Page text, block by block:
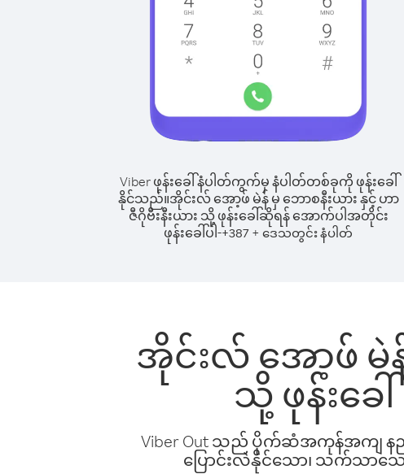
Viber ဖုန်းခေါ်နံပါတ်ကွက်မှ နံပါတ်တစ်ခုကို ဖုန်းခေါ်
နိုင်သည်။အိုင်းလ် အော့ဖ် မဲန် မှ ဘောစနီးယား နှင့် ဟာ
ဇီဂိုဗီးနီးယား သို့ ဖုန်းခေါ်ဆိုရန် အောက်ပါအတိုင်း
ဖုန်းခေါ်ပါ-+387 + ဒေသတွင်း နံပါတ်
အိုင်းလ် အော့ဖ် မဲန်
သို့ ဖုန်းခေ
Viber Out သည် ပိုက်ဆံအကုန်အကျ နည်
ပြောင်းလဲနိုင်သော၊ သက်သာသေ